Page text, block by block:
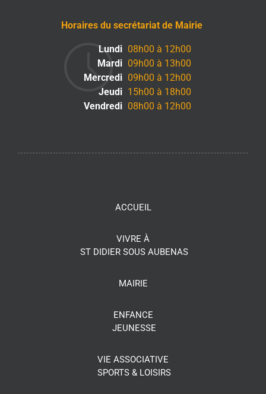
Horaires du secrétariat de Mairie
Lundi 08h00 à 12h00
Mardi 09h00 à 13h00
Mercredi 09h00 à 12h00
Jeudi 15h00 à 18h00
Vendredi 08h00 à 12h00
ACCUEIL
VIVRE À
ST DIDIER SOUS AUBENAS
MAIRIE
ENFANCE
JEUNESSE
VIE ASSOCIATIVE
SPORTS & LOISIRS